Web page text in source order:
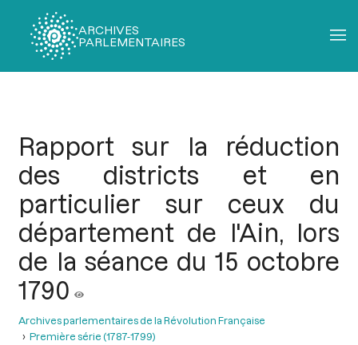
ARCHIVES
PARLEMENTAIRES
Rapport sur la réduction
des districts et en
particulier sur ceux du
département de l'Ain, lors
de la séance du 15 octobre
1790
Archives parlementaires de la Révolution Française
Première série (1787-1799)